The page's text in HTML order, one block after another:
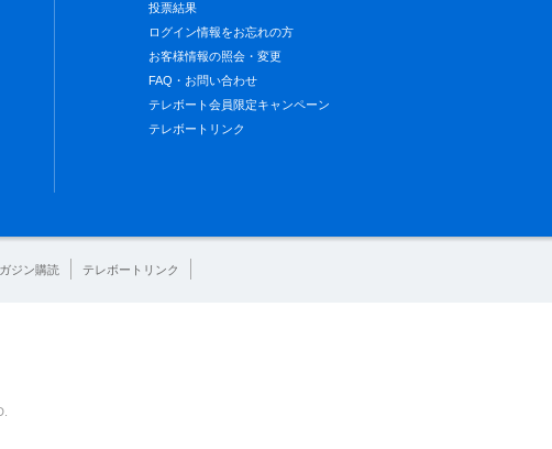
投票結果
ログイン情報をお忘れの方
お客様情報の照会・変更
FAQ・お問い合わせ
テレボート会員限定キャンペーン
テレボートリンク
ジン購読 テレボートリンク